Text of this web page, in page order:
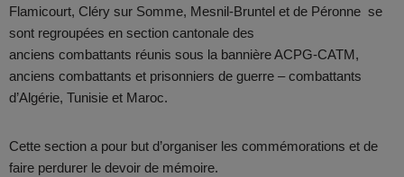
Flamicourt, Cléry sur Somme, Mesnil-Bruntel et de Péronne se
sont regroupées en section cantonale des
anciens combattants réunis sous la bannière ACPG-CATM,
anciens combattants et prisonniers de guerre – combattants
d’Algérie, Tunisie et Maroc.
Cette section a pour but d’organiser les commémorations et de
faire perdurer le devoir de mémoire.